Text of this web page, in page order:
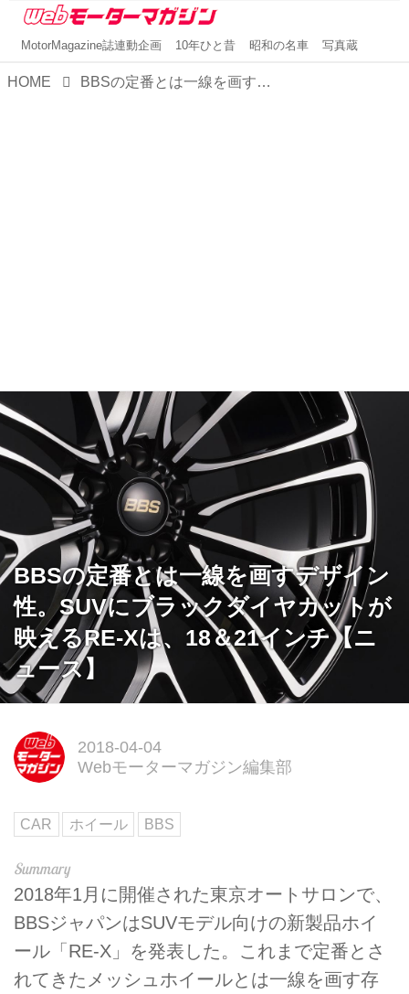
MotorMagazine誌連動企画 10年ひと昔 昭和の名車 写真蔵
HOME BBSの定番とは一線を画すデザイン性。SUVにブラックダイヤカットが映えるRE-Xは、18＆21インチ【ニュース】
BBSの定番とは一線を画すデザイン
性。SUVにブラックダイヤカットが
映えるRE-Xは、18＆21インチ【ニ
ュース】
2018-04-04
Webモーターマガジン編集部
CAR ホイール BBS
2018年1月に開催された東京オートサロンで、
BBSジャパンはSUVモデル向けの新製品ホイ
ール「RE-X」を発表した。これまで定番とさ
れてきたメッシュホイールとは一線を画す存